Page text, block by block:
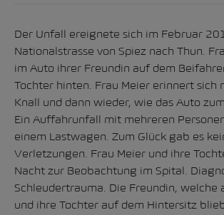
Der Unfall ereignete sich im Februar
Nationalstrasse von Spiez nach Thun.
im Auto ihrer Freundin auf dem
Tochter hinten. Frau Meier erinnert sich
Knall und dann wieder, wie das Auto
Ein Auffahrunfall mit mehreren
einem Lastwagen. Zum Glück gab es
Verletzungen. Frau Meier und ihre
Nacht zur Beobachtung im Spital.
Schleudertrauma. Die Freundin, welche
und ihre Tochter auf dem Hintersitz